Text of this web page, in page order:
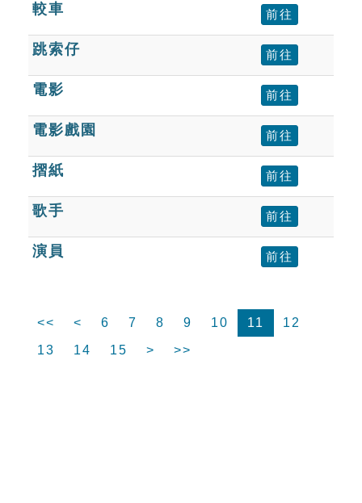
貓頭鷹博士
較車 前往
跳索仔 前往
電影 前往
電影戲園 前往
摺紙 前往
歌手 前往
演員 前往
<< < 6 7 8 9 10 11
12
13
14 15 > >>